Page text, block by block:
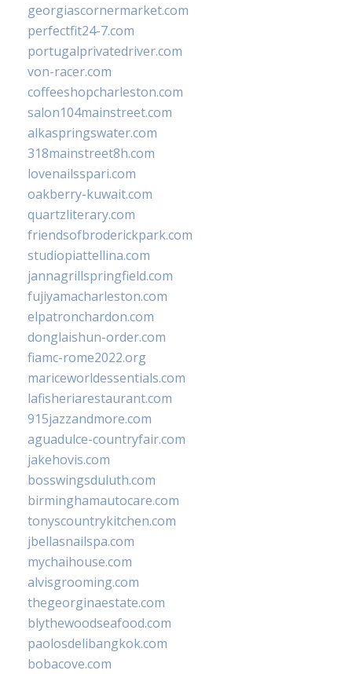
georgiascornermarket.com
perfectfit24-7.com
portugalprivatedriver.com
von-racer.com
coffeeshopcharleston.com
salon104mainstreet.com
alkaspringswater.com
318mainstreet8h.com
lovenailsspari.com
oakberry-kuwait.com
quartzliterary.com
friendsofbroderickpark.com
studiopiattellina.com
jannagrillspringfield.com
fujiyamacharleston.com
elpatronchardon.com
donglaishun-order.com
fiamc-rome2022.org
mariceworldessentials.com
lafisheriarestaurant.com
915jazzandmore.com
aguadulce-countryfair.com
jakehovis.com
bosswingsduluth.com
birminghamautocare.com
tonyscountrykitchen.com
jbellasnailspa.com
mychaihouse.com
alvisgrooming.com
thegeorginaestate.com
blythewoodseafood.com
paolosdelibangkok.com
bobacove.com